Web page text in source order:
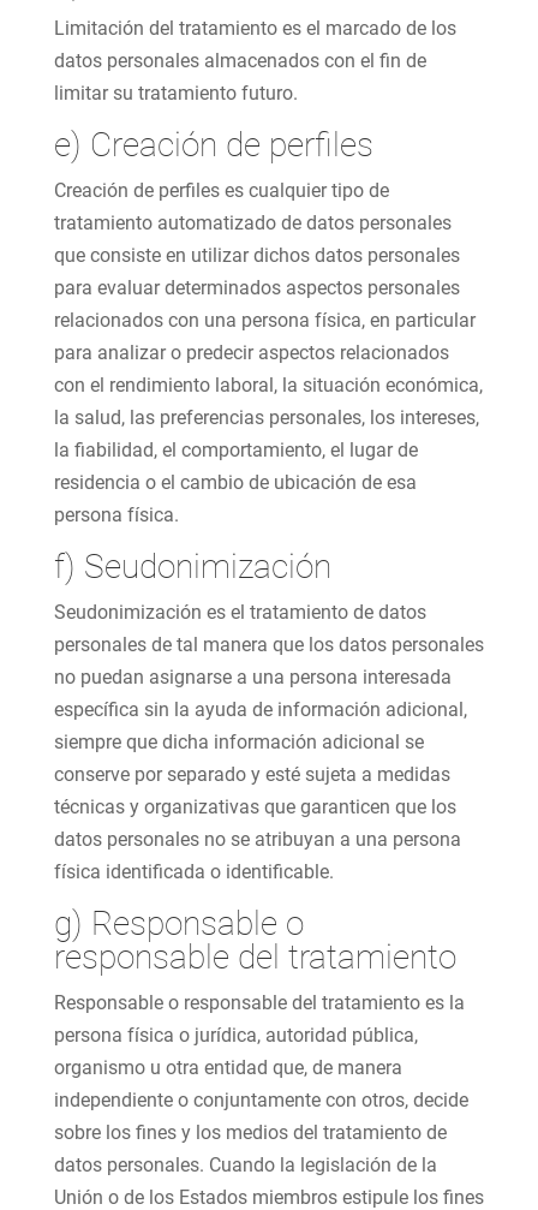
Limitación del tratamiento es el marcado de los
datos personales almacenados con el fin de
limitar su tratamiento futuro.
e) Creación de perfiles
Creación de perfiles es cualquier tipo de
tratamiento automatizado de datos personales
que consiste en utilizar dichos datos personales
para evaluar determinados aspectos personales
relacionados con una persona física, en particular
para analizar o predecir aspectos relacionados
con el rendimiento laboral, la situación económica,
la salud, las preferencias personales, los intereses,
la fiabilidad, el comportamiento, el lugar de
residencia o el cambio de ubicación de esa
persona física.
f) Seudonimización
Seudonimización es el tratamiento de datos
personales de tal manera que los datos personales
no puedan asignarse a una persona interesada
específica sin la ayuda de información adicional,
siempre que dicha información adicional se
conserve por separado y esté sujeta a medidas
técnicas y organizativas que garanticen que los
datos personales no se atribuyan a una persona
física identificada o identificable.
g) Responsable o
responsable del tratamiento
Responsable o responsable del tratamiento es la
persona física o jurídica, autoridad pública,
organismo u otra entidad que, de manera
independiente o conjuntamente con otros, decide
sobre los fines y los medios del tratamiento de
datos personales. Cuando la legislación de la
Unión o de los Estados miembros estipule los fines